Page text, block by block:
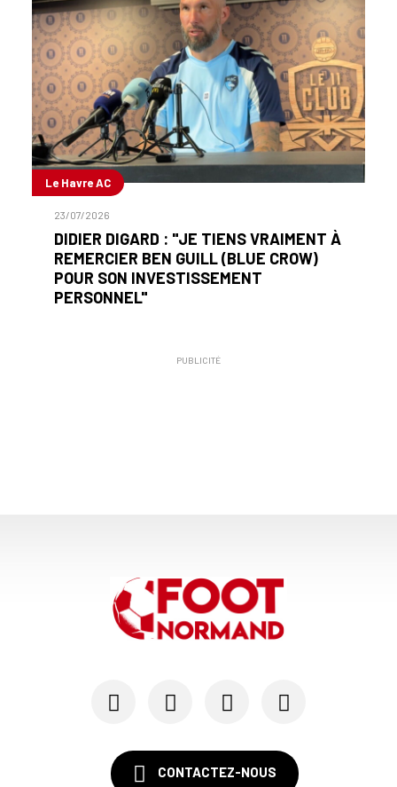
Le Havre AC
23/07/2026
DIDIER DIGARD : "JE TIENS VRAIMENT À
REMERCIER BEN GUILL (BLUE CROW)
POUR SON INVESTISSEMENT
PERSONNEL"
PUBLICITÉ
CONTACTEZ-NOUS